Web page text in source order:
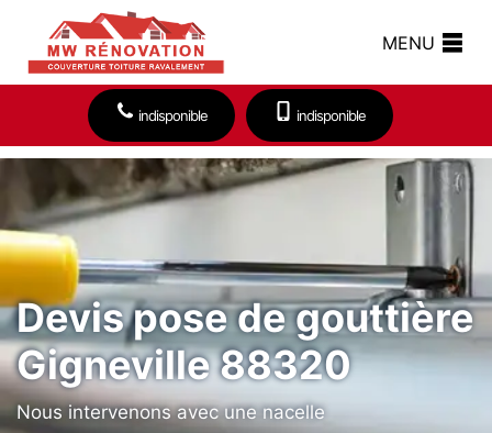
MENU
indisponible indisponible
Devis pose de gouttière
Gigneville 88320
Nous intervenons avec une nacelle